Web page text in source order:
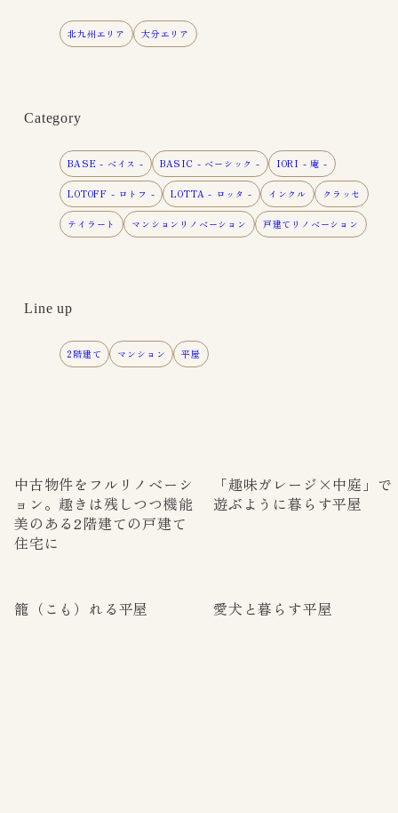
北九州エリア 大分エリア
Category
BASE - ベイス - BASIC - ベーシック - IORI - 庵 -
LOTOFF - ロトフ - LOTTA - ロッタ - インクル クラッセ
テイラート マンションリノベーション 戸建てリノベーション
Line up
2階建て マンション 平屋
中古物件をフルリノベーシ
ョン。趣きは残しつつ機能
美のある2階建ての戸建て
住宅に
「趣味ガレージ×中庭」で
遊ぶように暮らす平屋
籠（こも）れる平屋 愛犬と暮らす平屋